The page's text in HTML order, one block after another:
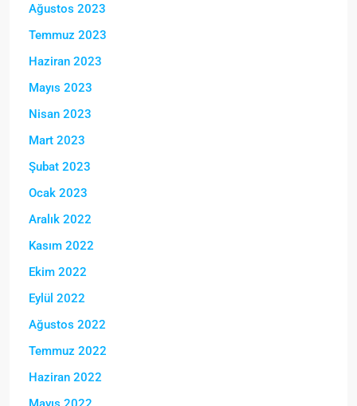
Ağustos 2023
Temmuz 2023
Haziran 2023
Mayıs 2023
Nisan 2023
Mart 2023
Şubat 2023
Ocak 2023
Aralık 2022
Kasım 2022
Ekim 2022
Eylül 2022
Ağustos 2022
Temmuz 2022
Haziran 2022